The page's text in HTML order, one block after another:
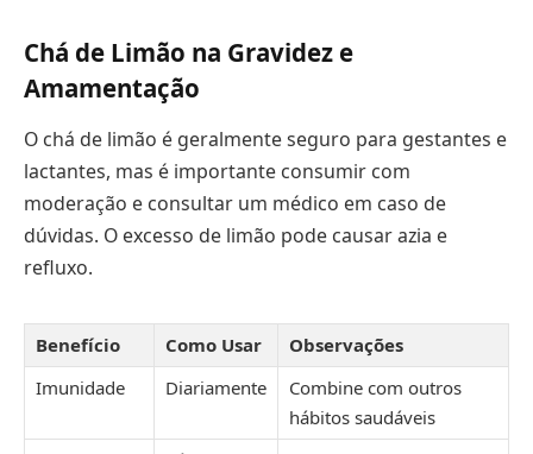
Chá de Limão na Gravidez e
Amamentação
O chá de limão é geralmente seguro para gestantes e
lactantes, mas é importante consumir com
moderação e consultar um médico em caso de
dúvidas. O excesso de limão pode causar azia e
refluxo.
Benefício Como Usar
Observações
Imunidade
Diariamente
Combine com outros
hábitos saudáveis